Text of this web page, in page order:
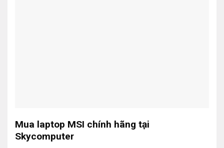
Mua laptop MSI chính hãng tại
Skycomputer